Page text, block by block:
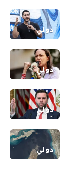
دولي
دولي
دولي
دولي